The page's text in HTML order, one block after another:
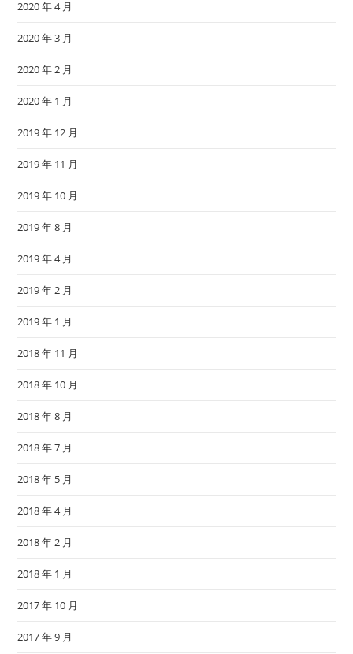
2020 年 4 月
2020 年 3 月
2020 年 2 月
2020 年 1 月
2019 年 12 月
2019 年 11 月
2019 年 10 月
2019 年 8 月
2019 年 4 月
2019 年 2 月
2019 年 1 月
2018 年 11 月
2018 年 10 月
2018 年 8 月
2018 年 7 月
2018 年 5 月
2018 年 4 月
2018 年 2 月
2018 年 1 月
2017 年 10 月
2017 年 9 月